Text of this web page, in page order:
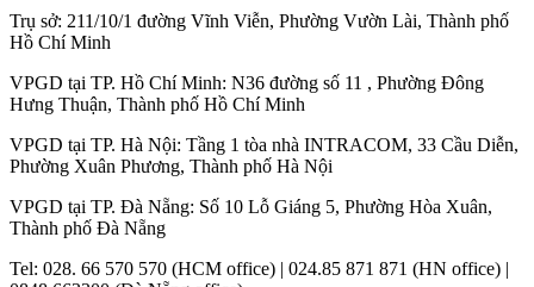
Trụ sở: 211/10/1 đường Vĩnh Viễn, Phường Vườn Lài, Thành phố
Hồ Chí Minh
VPGD tại TP. Hồ Chí Minh: N36 đường số 11 , Phường Đông
Hưng Thuận, Thành phố Hồ Chí Minh
VPGD tại TP. Hà Nội: Tầng 1 tòa nhà INTRACOM, 33 Cầu Diễn,
Phường Xuân Phương, Thành phố Hà Nội
VPGD tại TP. Đà Nẵng: Số 10 Lỗ Giáng 5, Phường Hòa Xuân,
Thành phố Đà Nẵng
Tel: 028. 66 570 570 (HCM office) | 024.85 871 871 (HN office) |